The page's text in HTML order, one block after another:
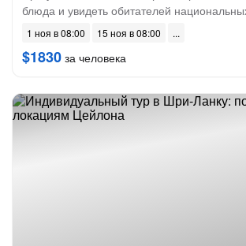
блюда и увидеть обитателей
1 ноя в 08:00 15 ноя в 08:00
$1830 за человека